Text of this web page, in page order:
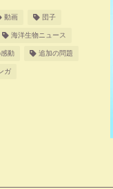
動画 団子
海洋生物ニュース
動 追加の問題
ガ